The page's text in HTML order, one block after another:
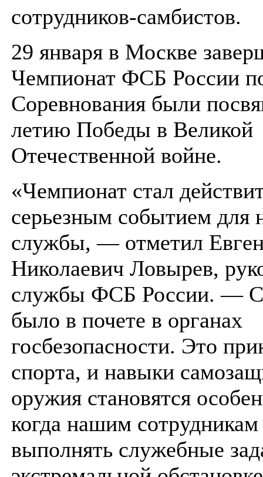
сотрудников-самбистов.
29 января в Москве
Чемпионат ФСБ России
Соревнования были
летию Победы в Великой
Отечественной войне.
«Чемпионат стал
серьезным событием для
службы, — отметил
Николаевич Ловырев,
службы ФСБ России. —
было в почете в органах
госбезопасности. Это
спорта, и навыки
оружия становятся
когда нашим сотрудникам
выполнять служебные